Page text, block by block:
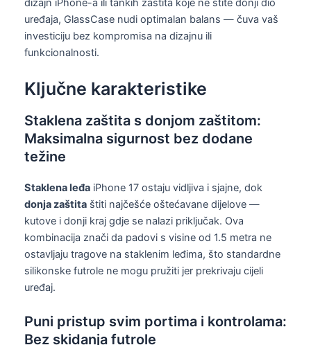
dizajn iPhone-a ili tankih zaštita koje ne štite donji dio
uređaja, GlassCase nudi optimalan balans — čuva vaš
investiciju bez kompromisa na dizajnu ili
funkcionalnosti.
Ključne karakteristike
Staklena zaštita s donjom zaštitom:
Maksimalna sigurnost bez dodane
težine
Staklena leđa iPhone 17 ostaju vidljiva i sjajne, dok
donja zaštita štiti najčešće oštećavane dijelove —
kutove i donji kraj gdje se nalazi priključak. Ova
kombinacija znači da padovi s visine od 1.5 metra ne
ostavljaju tragove na staklenim leđima, što standardne
silikonske futrole ne mogu pružiti jer prekrivaju cijeli
uređaj.
Puni pristup svim portima i kontrolama:
Bez skidanja futrole